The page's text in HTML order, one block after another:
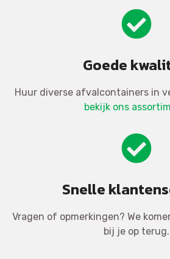
Goede
Huur diverse afvalcontainers in
bekijk ons
Snelle
Vragen of opmerkingen? We
bij je op terug.